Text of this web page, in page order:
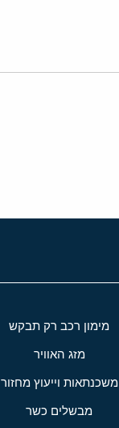
מימון רכב רק תבקש
מזג האוויר
משכנתאות וייעוץ מחזור
מבשלים כשר